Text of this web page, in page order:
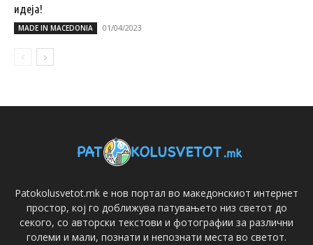
идеја!
MADE IN MACEDONIA 01/04/2023
Patokolusvetot.mk е нов портал во македонскиот интернет
простор, кој го доближува патувањето низ светот до
секого, со авторски текстови и фотографии за различни
големи и мали, познати и непознати места во светот.